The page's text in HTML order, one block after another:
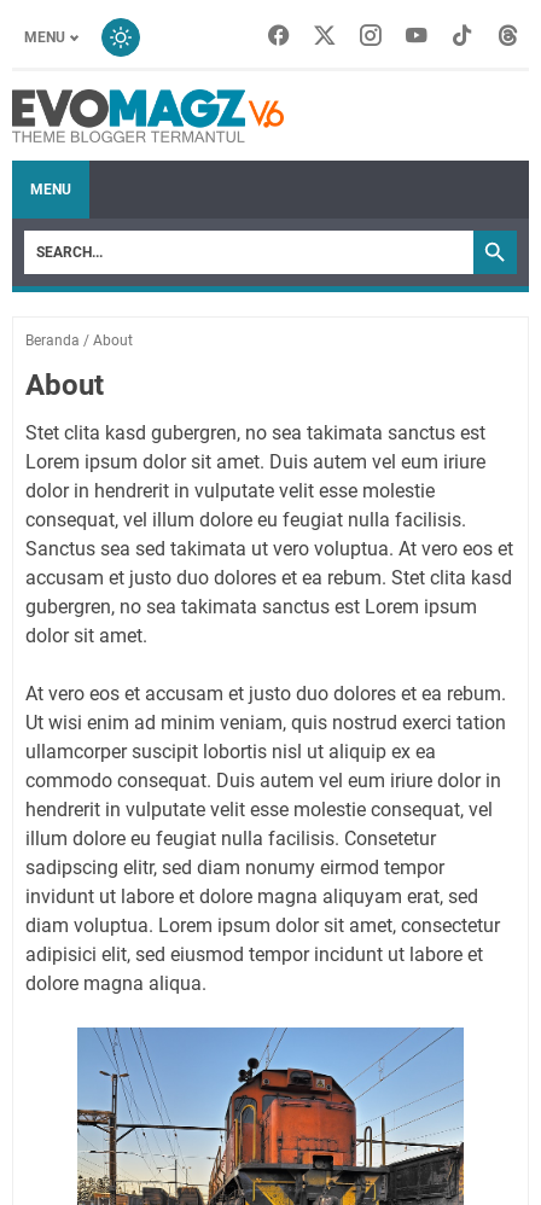
MENU
MENU
Beranda / About
About
Stet clita kasd gubergren, no sea takimata sanctus est
Lorem ipsum dolor sit amet. Duis autem vel eum iriure
dolor in hendrerit in vulputate velit esse molestie
consequat, vel illum dolore eu feugiat nulla facilisis.
Sanctus sea sed takimata ut vero voluptua. At vero eos et
accusam et justo duo dolores et ea rebum. Stet clita kasd
gubergren, no sea takimata sanctus est Lorem ipsum
dolor sit amet.
At vero eos et accusam et justo duo dolores et ea rebum.
Ut wisi enim ad minim veniam, quis nostrud exerci tation
ullamcorper suscipit lobortis nisl ut aliquip ex ea
commodo consequat. Duis autem vel eum iriure dolor in
hendrerit in vulputate velit esse molestie consequat, vel
illum dolore eu feugiat nulla facilisis. Consetetur
sadipscing elitr, sed diam nonumy eirmod tempor
invidunt ut labore et dolore magna aliquyam erat, sed
diam voluptua. Lorem ipsum dolor sit amet, consectetur
adipisici elit, sed eiusmod tempor incidunt ut labore et
dolore magna aliqua.